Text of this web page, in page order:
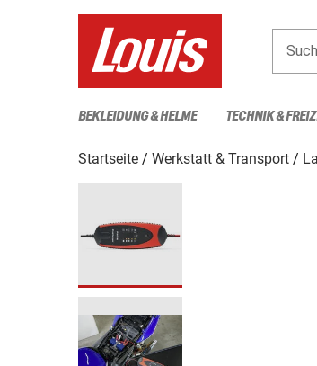
BEKLEIDUNG & HELME TECHNIK &
Startseite Werkstatt & Transport